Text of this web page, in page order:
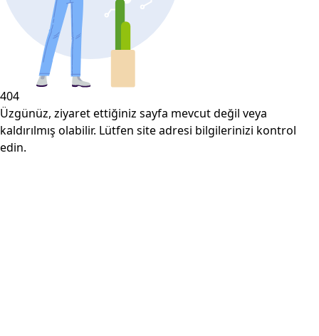
404
Üzgünüz, ziyaret ettiğiniz sayfa mevcut değil veya
kaldırılmış olabilir. Lütfen site adresi bilgilerinizi kontrol
edin.